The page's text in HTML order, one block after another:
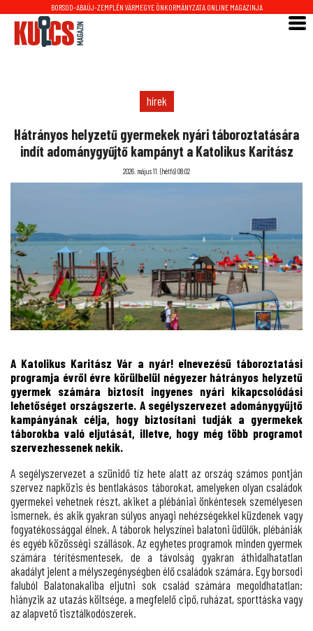
BORSOD-ABAÚJ-ZEMPLÉN VÁRMEGYE ÖNKORMÁNYZATA ONLINE MAGAZINJA
hírek
Hátrányos helyzetű gyermekek nyári táboroztatására
indít adománygyűjtő kampányt a Katolikus Karitász
2026. május 11. (hétfő) 08:02
A Katolikus Karitász Vár a nyár! elnevezésű táboroztatási
programja évről évre körülbelül négyezer hátrányos helyzetű
gyermek számára biztosít ingyenes nyári kikapcsolódási
lehetőséget országszerte. A segélyszervezet adománygyűjtő
kampányának célja, hogy biztosítani tudják a gyermekek
táborokba való eljutását, illetve, hogy még több programot
szervezhessenek nekik.
A segélyszervezet a szünidő tíz hete alatt az ország számos pontján
szervez napközis és bentlakásos táborokat, amelyeken olyan családok
gyermekei vehetnek részt, akiket a plébániai önkéntesek személyesen
ismernek, és akik gyakran súlyos anyagi nehézségekkel küzdenek vagy
fogyatékossággal élnek. A táborok helyszínei balatoni üdülők, plébániák
és egyéb közösségi szállások. Az egyhetes programok minden gyermek
számára térítésmentesek, de a távolság gyakran áthidalhatatlan
akadályt jelent a mélyszegénységben élő családok számára. Egy borsodi
faluból Balatonakaliba eljutni sok család számára megoldhatatlan:
hiányzik az utazás költsége, a megfelelő cipő, ruházat, sporttáska vagy
az alapvető tisztálkodószerek.